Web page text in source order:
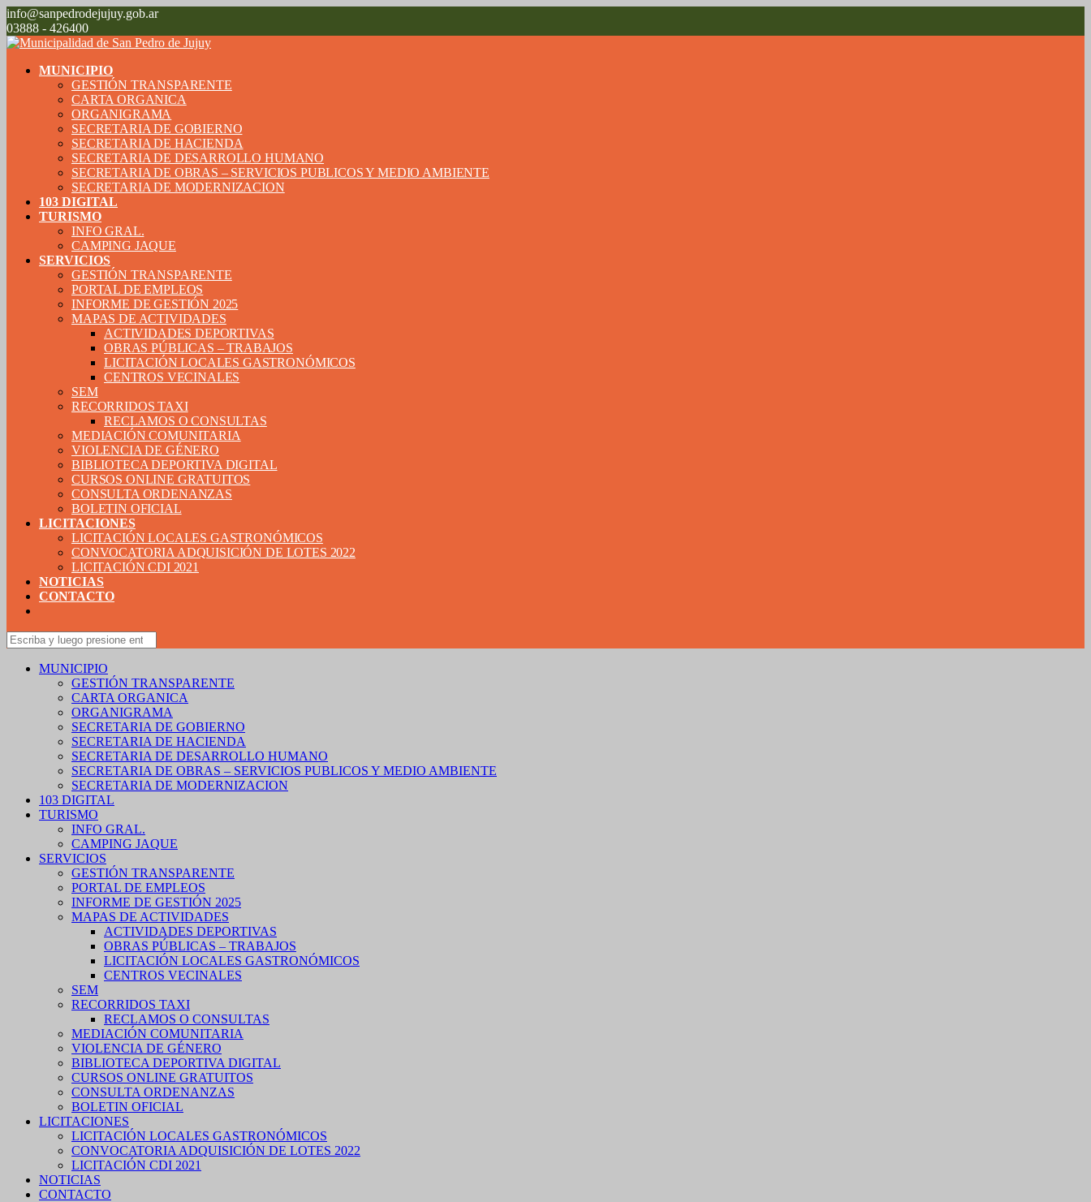
info@sanpedrodejujuy.gob.ar
03888 - 426400
MUNICIPIO
GESTIÓN TRANSPARENTE
CARTA ORGANICA
ORGANIGRAMA
SECRETARIA DE GOBIERNO
SECRETARIA DE HACIENDA
SECRETARIA DE DESARROLLO HUMANO
SECRETARIA DE OBRAS – SERVICIOS PUBLICOS Y MEDIO AMBIENTE
SECRETARIA DE MODERNIZACION
103 DIGITAL
TURISMO
INFO GRAL.
CAMPING JAQUE
SERVICIOS
GESTIÓN TRANSPARENTE
PORTAL DE EMPLEOS
INFORME DE GESTIÓN 2025
MAPAS DE ACTIVIDADES
ACTIVIDADES DEPORTIVAS
OBRAS PÚBLICAS – TRABAJOS
LICITACIÓN LOCALES GASTRONÓMICOS
CENTROS VECINALES
SEM
RECORRIDOS TAXI
RECLAMOS O CONSULTAS
MEDIACIÓN COMUNITARIA
VIOLENCIA DE GÉNERO
BIBLIOTECA DEPORTIVA DIGITAL
CURSOS ONLINE GRATUITOS
CONSULTA ORDENANZAS
BOLETIN OFICIAL
LICITACIONES
LICITACIÓN LOCALES GASTRONÓMICOS
CONVOCATORIA ADQUISICIÓN DE LOTES 2022
LICITACIÓN CDI 2021
NOTICIAS
CONTACTO
MUNICIPIO
GESTIÓN TRANSPARENTE
CARTA ORGANICA
ORGANIGRAMA
SECRETARIA DE GOBIERNO
SECRETARIA DE HACIENDA
SECRETARIA DE DESARROLLO HUMANO
SECRETARIA DE OBRAS – SERVICIOS PUBLICOS Y MEDIO AMBIENTE
SECRETARIA DE MODERNIZACION
103 DIGITAL
TURISMO
INFO GRAL.
CAMPING JAQUE
SERVICIOS
GESTIÓN TRANSPARENTE
PORTAL DE EMPLEOS
INFORME DE GESTIÓN 2025
MAPAS DE ACTIVIDADES
ACTIVIDADES DEPORTIVAS
OBRAS PÚBLICAS – TRABAJOS
LICITACIÓN LOCALES GASTRONÓMICOS
CENTROS VECINALES
SEM
RECORRIDOS TAXI
RECLAMOS O CONSULTAS
MEDIACIÓN COMUNITARIA
VIOLENCIA DE GÉNERO
BIBLIOTECA DEPORTIVA DIGITAL
CURSOS ONLINE GRATUITOS
CONSULTA ORDENANZAS
BOLETIN OFICIAL
LICITACIONES
LICITACIÓN LOCALES GASTRONÓMICOS
CONVOCATORIA ADQUISICIÓN DE LOTES 2022
LICITACIÓN CDI 2021
NOTICIAS
CONTACTO